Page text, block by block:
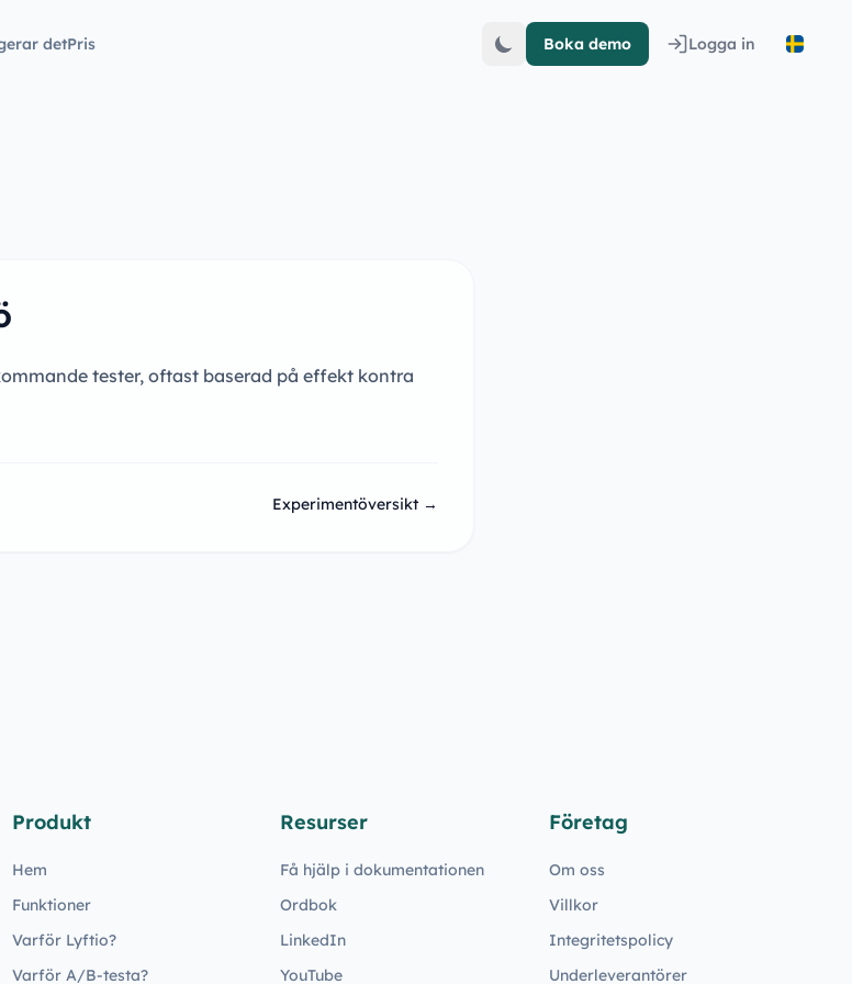
detPris Boka demo Logga in
tester, oftast baserad på effekt kontra
Experimentöversikt →
Produkt
Hem
Funktioner
Varför Lyftio?
Varför A/B-testa?
Resurser
Få hjälp i dokumentationen
Ordbok
LinkedIn
YouTube
Företag
Om oss
Villkor
Integritetspolicy
Underleverantörer